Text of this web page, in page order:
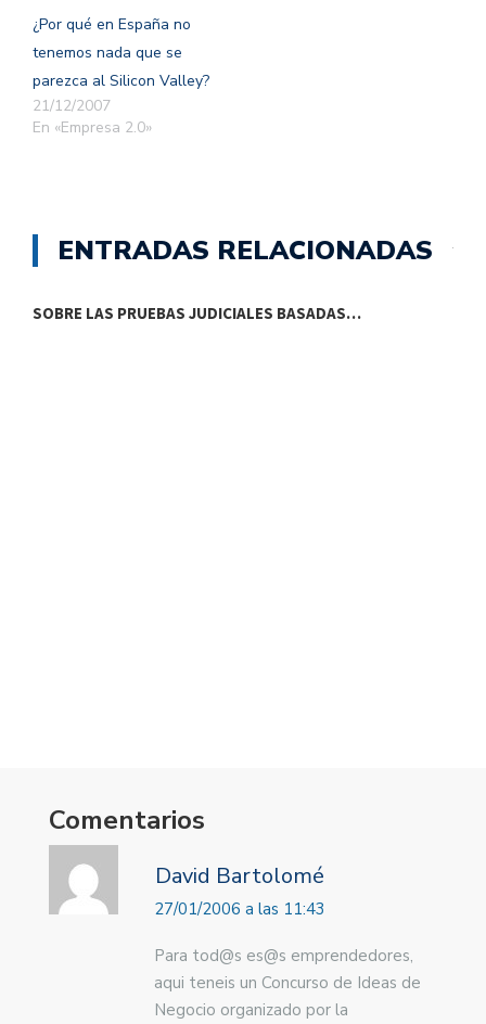
¿Por qué en España no
tenemos nada que se
parezca al Silicon Valley?
21/12/2007
En «Empresa 2.0»
ENTRADAS RELACIONADAS
SOBRE LAS PRUEBAS JUDICIALES BASADAS…
Comentarios
David Bartolomé
27/01/2006 a las 11:43
Para tod@s es@s emprendedores,
aqui teneis un Concurso de Ideas de
Negocio organizado por la